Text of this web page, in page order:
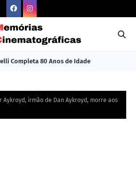
Completa 80 Anos de Idade
Aykroyd, irmão de Dan Aykroyd, morre aos